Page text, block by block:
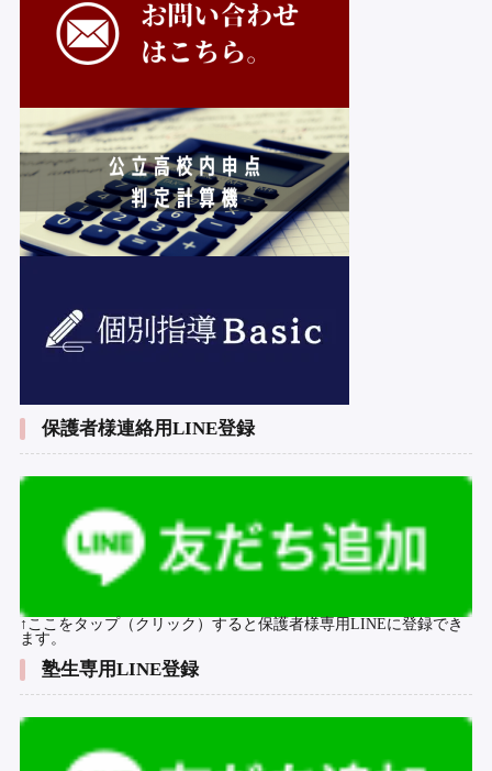
保護者様連絡用LINE登録
↑ここをタップ（クリック）すると保護者様専用LINEに登録でき
ます。
塾生専用LINE登録